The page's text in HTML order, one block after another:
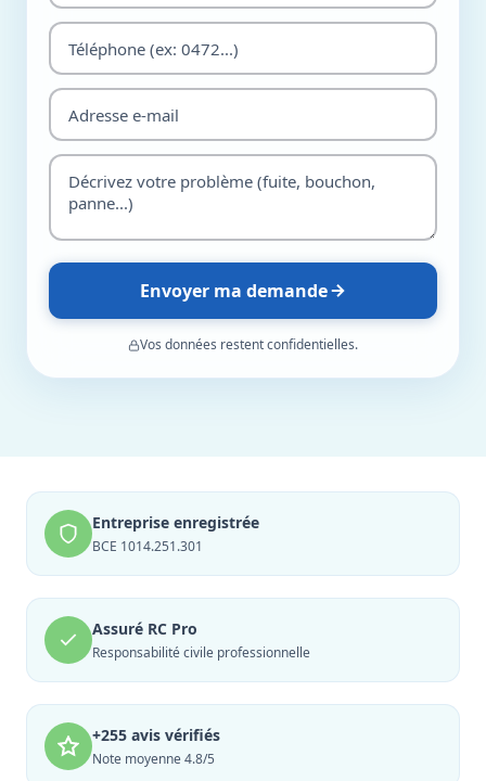
Envoyer ma demande
Vos données restent confidentielles.
Entreprise enregistrée
BCE 1014.251.301
Assuré RC Pro
Responsabilité civile professionnelle
+255 avis vérifiés
Note moyenne 4.8/5